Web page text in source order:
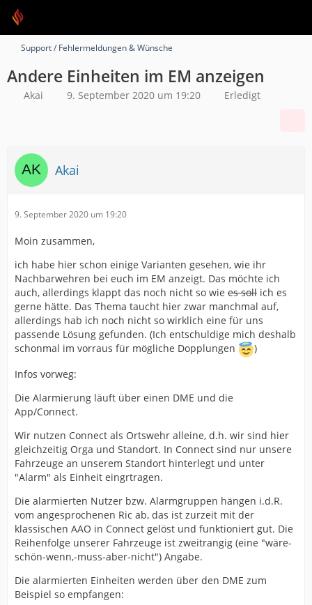
Support / Fehlermeldungen & Wünsche
Andere Einheiten im EM anzeigen
Akai 9. September 2020 um 19:20 Erledigt
Akai
9. September 2020 um 19:20
Moin zusammen,
ich habe hier schon einige Varianten gesehen, wie ihr
Nachbarwehren bei euch im EM anzeigt. Das möchte ich
auch, allerdings klappt das noch nicht so wie es soll ich es
gerne hätte. Das Thema taucht hier zwar manchmal auf,
allerdings hab ich noch nicht so wirklich eine für uns
passende Lösung gefunden. (Ich entschuldige mich deshalb
schonmal im vorraus für mögliche Dopplungen
)
Infos vorweg:
Die Alarmierung läuft über einen DME und die
App/Connect.
Wir nutzen Connect als Ortswehr alleine, d.h. wir sind hier
gleichzeitig Orga und Standort. In Connect sind nur unsere
Fahrzeuge an unserem Standort hinterlegt und unter
"Alarm" als Einheit eingrtragen.
Die alarmierten Nutzer bzw. Alarmgruppen hängen i.d.R.
vom angesprochenen Ric ab, das ist zurzeit mit der
klassischen AAO in Connect gelöst und funktioniert gut. Die
Reihenfolge unserer Fahrzeuge ist zweitrangig (eine "wäre-
schön-wenn,-muss-aber-nicht") Angabe.
Die alarmierten Einheiten werden über den DME zum
Beispiel so empfangen: